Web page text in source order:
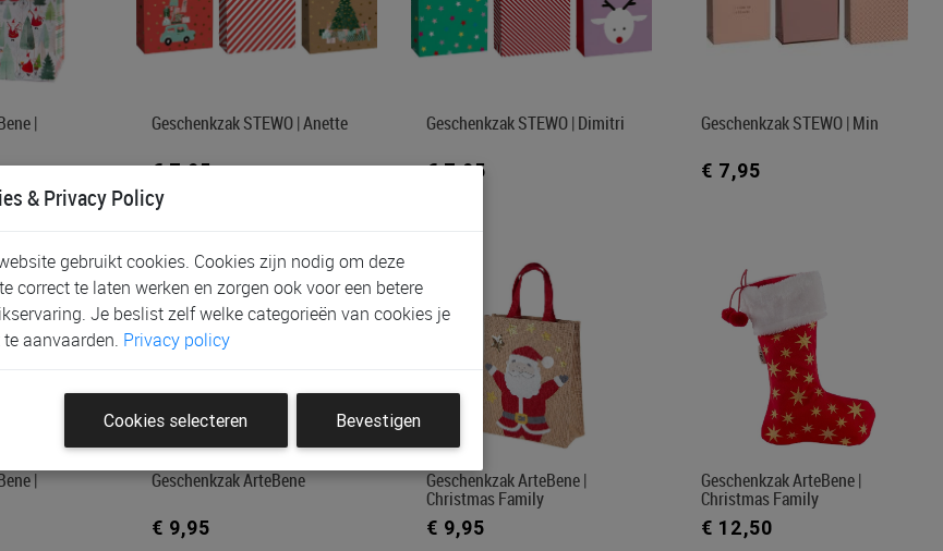
| Geschenkzak STEWO | Anette
€ 7,95
Geschenkzak STEWO | Dimitri
€ 7,95
Geschenkzak STEWO | Min
€ 7,95
| Geschenkzak ArteBene
€ 9,95
Geschenkzak ArteBene |
Christmas Family
€ 9,95
Geschenkzak ArteBene |
Christmas Family
€ 12,50
& Privacy Policy
gebruikt cookies. Cookies zijn nodig om deze
correct te laten werken en zorgen ook voor een betere
Je beslist zelf welke categorieën van cookies je
aanvaarden. Privacy policy
Cookies selecteren Bevestigen